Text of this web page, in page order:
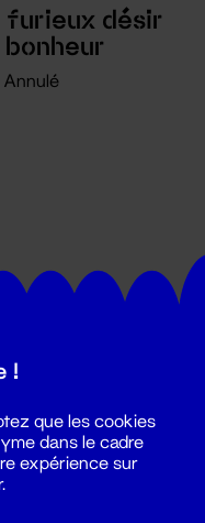
furieux désir
Annulé
!
que les cookies
dans le cadre
expérience sur